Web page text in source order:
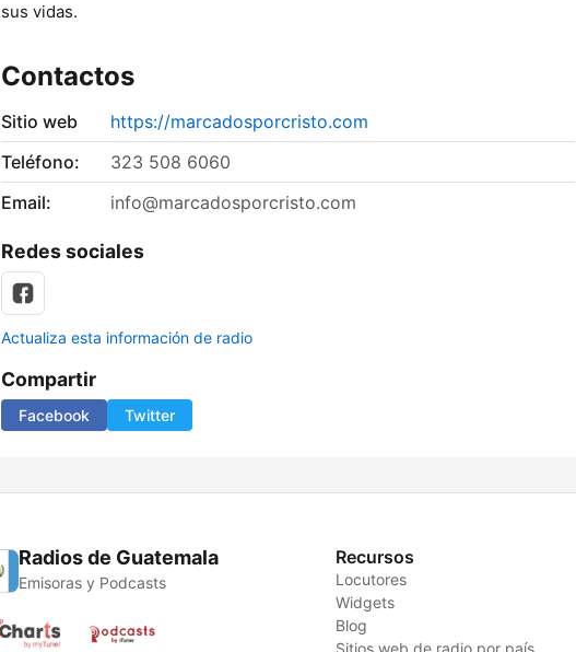
sus vidas.
Contactos
Sitio web
https://marcadosporcristo.com
Teléfono:
323 508 6060
Email:
info@marcadosporcristo.com
Redes sociales
Actualiza esta información de radio
Compartir
Facebook Twitter
Radios de Guatemala
Emisoras y Podcasts
Recursos
Locutores
Widgets
Blog